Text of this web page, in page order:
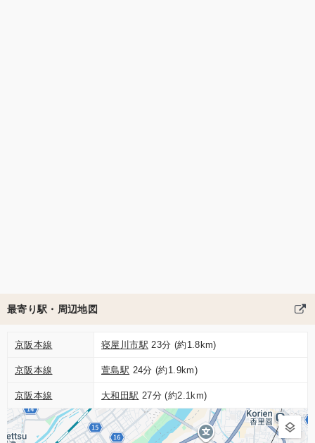
最寄り駅・周辺地図
京阪本線 寝屋川市駅 23分 (約1.8km)
京阪本線 萱島駅 24分 (約1.9km)
京阪本線 大和田駅 27分 (約2.1km)